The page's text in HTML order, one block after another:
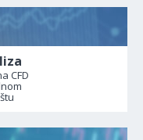
CFD